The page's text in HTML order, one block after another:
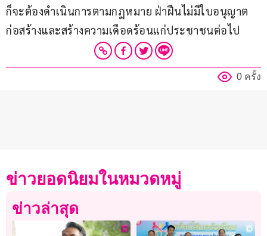
ก็จะต้องดำเนินการตามกฎหมาย ฝ่าฝืนไม่มีใบอนุญาต
ก่อสร้างและสร้างความเดือดร้อนแก่ประชาชนต่อไป
0 ครั้ง
ข่าวยอดนิยมในหมวดหมู่
ข่าวล่าสุด